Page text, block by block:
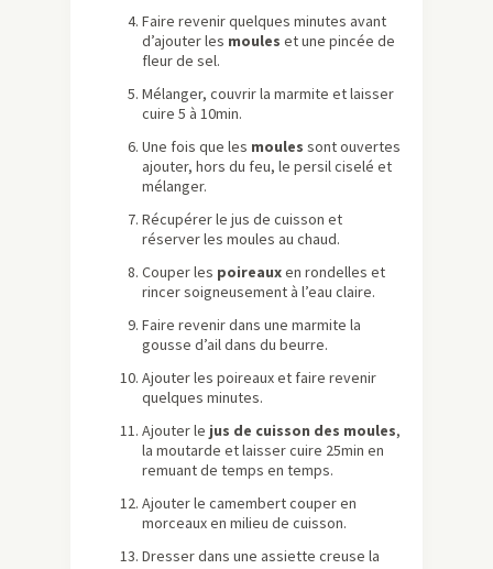
Faire revenir quelques minutes avant
d’ajouter les moules et une pincée de
fleur de sel.
Mélanger, couvrir la marmite et laisser
cuire 5 à 10min.
Une fois que les moules sont ouvertes
ajouter, hors du feu, le persil ciselé et
mélanger.
Récupérer le jus de cuisson et
réserver les moules au chaud.
Couper les poireauxen rondelles et
rincer soigneusement à l’eau claire.
Faire revenir dans une marmite la
gousse d’ail dans du beurre.
Ajouter les poireaux et faire revenir
quelques minutes.
Ajouter le jus de cuisson des moules,
la moutarde et laisser cuire 25min en
remuant de temps en temps.
Ajouter le camembert couper en
morceaux en milieu de cuisson.
Dresser dans une assiette creuse la